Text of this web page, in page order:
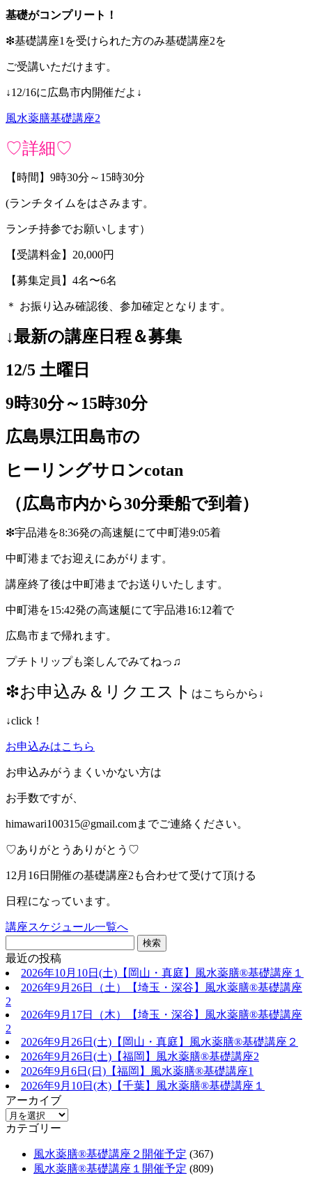
基礎がコンプリート！
❇︎基礎講座1を受けられた方のみ基礎講座2を
ご受講いただけます。
↓12/16に広島市内開催だよ↓
風水薬膳基礎講座2
♡詳細♡
【時間】9時30分～15時30分
(ランチタイムをはさみます。
ランチ持参でお願いします）
【受講料金】20,000円
【募集定員】4名〜6名
＊ お振り込み確認後、参加確定となります。
↓最新の講座日程＆募集
12/5 土曜日
9時30分～15時30分
広島県江田島市の
ヒーリングサロンcotan
（広島市内から30分乗船で到着）
❇︎宇品港を8:36発の高速艇にて中町港9:05着
中町港までお迎えにあがります。
講座終了後は中町港までお送りいたします。
中町港を15:42発の高速艇にて宇品港16:12着で
広島市まで帰れます。
プチトリップも楽しんでみてねっ♫
❇︎お申込み＆リクエスト はこちらから↓
↓click！
お申込みはこちら
お申込みがうまくいかない方は
お手数ですが、
himawari100315@gmail.comまでご連絡ください。
♡ありがとうありがとう♡
12月16日開催の基礎講座2も合わせて受けて頂ける
日程になっています。
講座スケジュール一覧へ
最近の投稿
2026年10月10日(土)【岡山・真庭】風水薬膳®基礎講座１
2026年9月26日（土）【埼玉・深谷】風水薬膳®基礎講座
2
2026年9月17日（木）【埼玉・深谷】風水薬膳®基礎講座
2
2026年9月26日(土)【岡山・真庭】風水薬膳®基礎講座２
2026年9月26日(土)【福岡】風水薬膳®︎基礎講座2
2026年9月6日(日)【福岡】風水薬膳®︎基礎講座1
2026年9月10日(木)【千葉】風水薬膳®︎基礎講座１
アーカイブ
カテゴリー
風水薬膳®基礎講座２開催予定 (367)
風水薬膳®基礎講座１開催予定 (809)